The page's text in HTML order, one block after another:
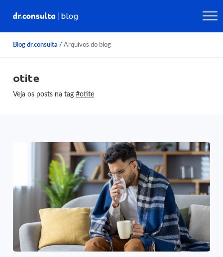
Blog dr.consulta / Arquivos do blog
otite
Veja os posts na tag#otite